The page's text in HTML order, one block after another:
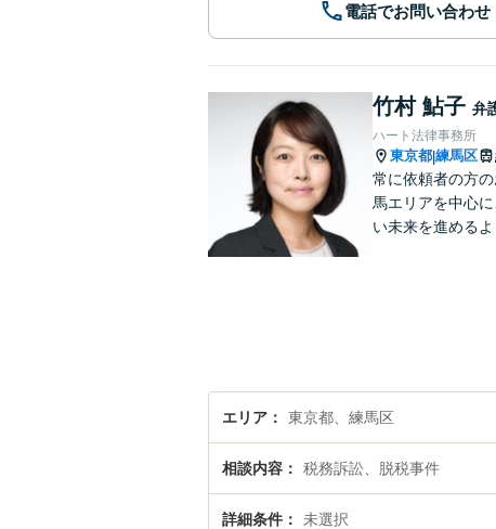
電話でお問い合わせ
竹村 鮎子 弁
ハート法律事務所
東京都|練馬区
常に依頼者の方
馬エリアを中心
い未来を進める
エリア 東京都、練馬区
相談内容 税務訴訟、脱税事件
詳細条件 未選択